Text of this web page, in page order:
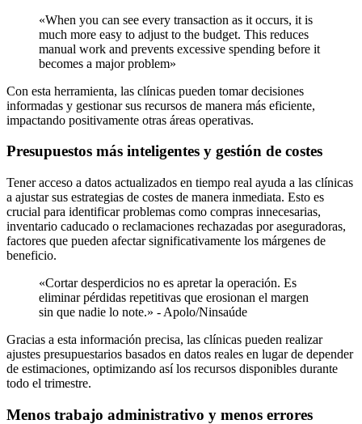
«When you can see every transaction as it occurs, it is
much more easy to adjust to the budget. This reduces
manual work and prevents excessive spending before it
becomes a major problem»
Con esta herramienta, las clínicas pueden tomar decisiones
informadas y gestionar sus recursos de manera más eficiente,
impactando positivamente otras áreas operativas.
Presupuestos más inteligentes y gestión de costes
Tener acceso a datos actualizados en tiempo real ayuda a las clínicas
a ajustar sus estrategias de costes de manera inmediata. Esto es
crucial para identificar problemas como compras innecesarias,
inventario caducado o reclamaciones rechazadas por aseguradoras,
factores que pueden afectar significativamente los márgenes de
beneficio.
«Cortar desperdicios no es apretar la operación. Es
eliminar pérdidas repetitivas que erosionan el margen
sin que nadie lo note.» - Apolo/Ninsaúde
Gracias a esta información precisa, las clínicas pueden realizar
ajustes presupuestarios basados en datos reales en lugar de depender
de estimaciones, optimizando así los recursos disponibles durante
todo el trimestre.
Menos trabajo administrativo y menos errores